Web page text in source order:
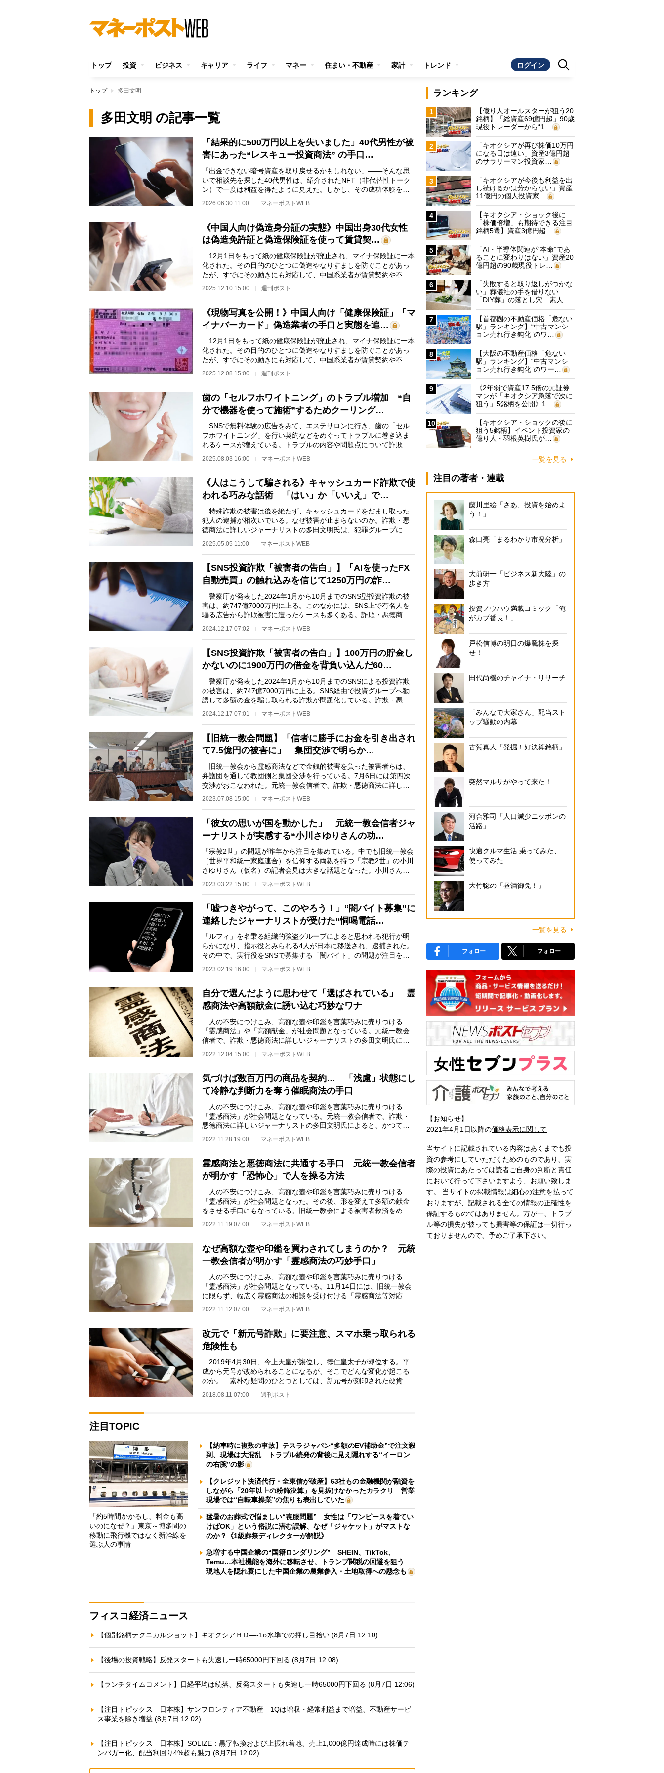
トップ 投資 ビジネス キャリア ライフ マネー 住まい・不動産 家計 トレンド ログイン
トップ 多田文明
多田文明 の記事一覧
「結果的に500万円以上を失いました」40代男性が被
害にあった“レスキュー投資商法” の手口…
「出金できない暗号資産を取り戻せるかもしれない」――そんな思
いで相談先を探した40代男性は、紹介されたNFT（非代替性トーク
ン）で一度は利益を得たように見えた。しかし、その成功体験を足
がかりに高額なNFTや、…
2026.06.30 11:00 マネーポストWEB
《中国人向け偽造身分証の実態》中国出身30代女性
は偽造免許証と偽造保険証を使って賃貸契…
12月1日をもって紙の健康保険証が廃止され、マイナ保険証に一本
化された。その目的のひとつに偽造やなりすましを防ぐことがあっ
たが、すでにその動きにも対応して、中国系業者が賃貸契約や不法
就労に使える保険証…
2025.12.10 15:00 週刊ポスト
《現物写真を公開！》中国人向け「健康保険証」「マ
イナバーカード」偽造業者の手口と実態を追…
12月1日をもって紙の健康保険証が廃止され、マイナ保険証に一本
化された。その目的のひとつに偽造やなりすましを防ぐことがあっ
たが、すでにその動きにも対応して、中国系業者が賃貸契約や不法
就労に使える保険証…
2025.12.08 15:00 週刊ポスト
歯の「セルフホワイトニング」のトラブル増加 “自
分で機器を使って施術”するためクーリング…
SNSで無料体験の広告をみて、エステサロンに行き、歯の「セル
フホワイトニング」を行い契約などをめぐってトラブルに巻き込ま
れるケースが増えている。トラブルの内容や問題点について詐欺・
2025.08.03 16:00 マネーポストWEB
《人はこうして騙される》キャッシュカード詐欺で使
われる巧みな話術 「はい」か「いいえ」で…
特殊詐欺の被害は後を絶たず、キャッシュカードをだまし取った
犯人の逮捕が相次いでいる。なぜ被害が止まらないのか。詐欺・悪
徳商法に詳しいジャーナリストの多田文明氏は、犯罪グループによ
2025.05.05 11:00 マネーポストWEB
【SNS投資詐欺「被害者の告白」】「AIを使ったFX
自動売買」の触れ込みを信じて1250万円の詐…
警察庁が発表した2024年1月から10月までのSNS型投資詐欺の被
害は、約747億7000万円に上る。このなかには、SNS上で有名人を
騙る広告から詐欺被害に遭ったケースも多くある。詐欺・悪徳商法
に詳しいジャーナリスト…
2024.12.17 07:02 マネーポストWEB
【SNS投資詐欺「被害者の告白」】100万円の貯金し
かないのに1900万円の借金を背負い込んだ60…
警察庁が発表した2024年1月から10月までのSNSによる投資詐欺
の被害は、約747億7000万円に上る。SNS経由で投資グループへ勧
誘して多額の金を騙し取られる詐欺が問題化している。詐欺・悪徳
商法に詳しいジャーナリ…
2024.12.17 07:01 マネーポストWEB
【旧統一教会問題】「信者に勝手にお金を引き出され
て7.5億円の被害に」 集団交渉で明らか…
旧統一教会から霊感商法などで金銭的被害を負った被害者らは、
弁護団を通して教団側と集団交渉を行っている。7月6日には第四次
交渉がおこなわれた。元統一教会信者で、詐欺・悪徳商法に詳しい
2023.07.08 15:00 マネーポストWEB
「彼女の思いが国を動かした」 元統一教会信者ジャ
ーナリストが実感する“小川さゆりさんの功…
「宗教2世」の問題が昨年から注目を集めている。中でも旧統一教会
（世界平和統一家庭連合）を信仰する両親を持つ「宗教2世」の小川
さゆりさん（仮名）の記者会見は大きな話題となった。小川さんが
2023.03.22 15:00 マネーポストWEB
「嘘つきやがって、このやろう！」“闇バイト募集”に
連絡したジャーナリストが受けた“恫喝電話…
「ルフィ」を名乗る組織的強盗グループによると思われる犯行が明
らかになり、指示役とみられる4人が日本に移送され、逮捕された。
その中で、実行役をSNSで募集する「闇バイト」の問題が注目を集
2023.02.19 16:00 マネーポストWEB
自分で選んだように思わせて「選ばされている」 霊
感商法や高額献金に誘い込む巧妙なワナ
人の不安につけこみ、高額な壺や印鑑を言葉巧みに売りつける
「霊感商法」や「高額献金」が社会問題となっている。元統一教会
信者で、詐欺・悪徳商法に詳しいジャーナリストの多田文明氏によ
2022.12.04 15:00 マネーポストWEB
気づけば数百万円の商品を契約… 「浅慮」状態にし
て冷静な判断力を奪う催眠商法の手口
人の不安につけこみ、高額な壺や印鑑を言葉巧みに売りつける
「霊感商法」が社会問題となっている。元統一教会信者で、詐欺・
悪徳商法に詳しいジャーナリストの多田文明氏によると、かつて問
2022.11.28 19:00 マネーポストWEB
霊感商法と悪徳商法に共通する手口 元統一教会信者
が明かす「恐怖心」で人を操る方法
人の不安につけこみ、高額な壺や印鑑を言葉巧みに売りつける
「霊感商法」が社会問題となった。その後、形を変えて多額の献金
をさせる手口にもなっている。旧統一教会による被害者救済をめぐ
2022.11.19 07:00 マネーポストWEB
なぜ高額な壺や印鑑を買わされてしまうのか？ 元統
一教会信者が明かす「霊感商法の巧妙手口」
人の不安につけこみ、高額な壺や印鑑を言葉巧みに売りつける
「霊感商法」が社会問題となっている。11月14日には、旧統一教会
に限らず、幅広く霊感商法の相談を受け付ける「霊感商法等対応ダ
2022.11.12 07:00 マネーポストWEB
改元で「新元号詐欺」に要注意、スマホ乗っ取られる
危険性も
2019年4月30日、今上天皇が譲位し、徳仁皇太子が即位する。平
成から元号が改められることになるが、そこでどんな変化が起こる
のか。 素朴な疑問のひとつとしては、新元号が刻印された硬貨は
いつ手元に届くのかが…
2018.08.11 07:00 週刊ポスト
注目TOPIC
「約5時間かかるし、料金も高
いのになぜ？」東京～博多間の
移動に飛行機ではなく新幹線を
選ぶ人の事情
【納車時に複数の事故】テスラジャパン“多額のEV補助金”で注文殺
到、現場は大混乱 トラブル続発の背後に見え隠れする“イーロン
の右腕”の影
【クレジット決済代行・全東信が破産】63社もの金融機関が融資を
しながら「20年以上の粉飾決算」を見抜けなかったカラクリ 営業
現場では“自転車操業”の焦りも表出していた
猛暑のお葬式で悩ましい“喪服問題” 女性は「ワンピースを着てい
けばOK」という俗説に潜む誤解、なぜ「ジャケット」がマストな
のか？《1級葬祭ディレクターが解説》
急増する中国企業の“国籍ロンダリング” SHEIN、TikTok、
Temu…本社機能を海外に移転させ、トランプ関税の回避を狙う
現地人を隠れ蓑にした中国企業の農業参入・土地取得への懸念も
フィスコ経済ニュース
【個別銘柄テクニカルショット】キオクシアＨＤ—-1σ水準での押し目拾い (8月7日 12:10)
【後場の投資戦略】反発スタートも失速し一時65000円下回る (8月7日 12:08)
【ランチタイムコメント】日経平均は続落、反発スタートも失速し一時65000円下回る (8月7日 12:06)
【注目トピックス 日本株】サンフロンティア不動産—1Qは増収・経常利益まで増益、不動産サービ
ス事業を除き増益 (8月7日 12:02)
【注目トピックス 日本株】SOLIZE：黒字転換および上振れ着地、売上1,000億円達成時には株価テ
ンバガー化、配当利回り4%超も魅力 (8月7日 12:02)
ランキング
1
【億り人オールスターが狙う20
銘柄】「総資産69億円超」90歳
現役トレーダーから“1…
2
「キオクシアが再び株価10万円
になる日は遠い」資産3億円超
のサラリーマン投資家…
3
「キオクシアが今後も利益を出
し続けるかは分からない」資産
11億円の個人投資家…
4
【キオクシア・ショック後に
「株価倍増」も期待できる注目
銘柄5選】資産3億円超…
5
「AI・半導体関連が“本命”であ
ることに変わりはない」資産20
億円超の90歳現役トレ…
6
「失敗すると取り返しがつかな
い」葬儀社の手を借りない
「DIY葬」の落とし穴 素人
に…
7
【首都圏の不動産価格「危ない
駅」ランキング】“中古マンシ
ョン売れ行き鈍化”のワ…
8
【大阪の不動産価格「危ない
駅」ランキング】“中古マンシ
ョン売れ行き鈍化”のワー…
9
《2年弱で資産17.5倍の元証券
マンが「キオクシア急落で次に
狙う」5銘柄を公開》1…
10
【キオクシア・ショックの後に
狙う5銘柄】イベント投資家の
億り人・羽根英樹氏が…
一覧を見る
注目の著者・連載
藤川里絵「さあ、投資を始めよ
う！」
森口亮「まるわかり市況分析」
大前研一「ビジネス新大陸」の
歩き方
投資ノウハウ満載コミック「俺
がカブ番長！」
戸松信博の明日の爆騰株を探
せ！
田代尚機のチャイナ・リサーチ
「みんなで大家さん」配当スト
ップ騒動の内幕
古賀真人「発掘！好決算銘柄」
突然マルサがやって来た！
河合雅司「人口減少ニッポンの
活路」
快適クルマ生活 乗ってみた、
使ってみた
大竹聡の「昼酒御免！」
一覧を見る
フォロー フォロー
【お知らせ】
2021年4月1日以降の価格表示に関して
当サイトに記載されている内容はあくまでも投
資の参考にしていただくためのものであり、実
際の投資にあたっては読者ご自身の判断と責任
において行って下さいますよう、お願い致しま
す。 当サイトの掲載情報は細心の注意を払って
おりますが、記載される全ての情報の正確性を
保証するものではありません。万が一、トラブ
ル等の損失が被っても損害等の保証は一切行っ
ておりませんので、予めご了承下さい。